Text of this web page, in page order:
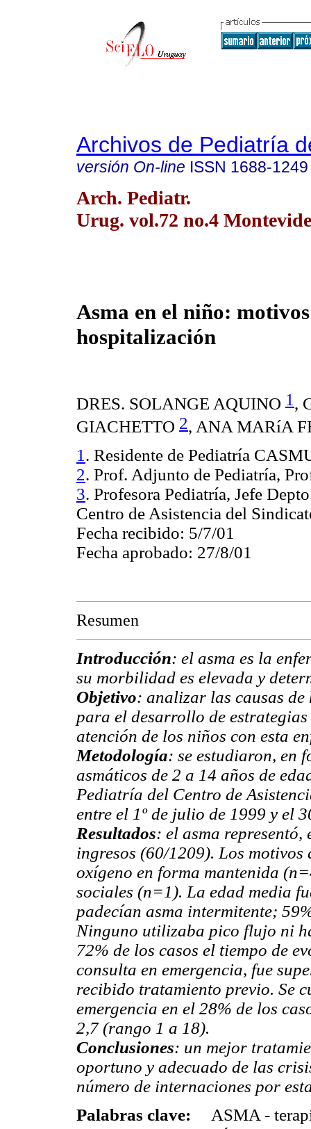
Archivos de Pediatría
versión On-line ISSN 1688-1249
Arch. Pediatr.
Urug. vol.72 no.4
Asma en el niño:
hospitalización
DRES. SOLANGE AQUINO 1 ,
GIACHETTO 2, ANA MARíA
1 . Residente de Pediatría
2. Prof. Adjunto de Pediatría,
3. Profesora Pediatría, Jefe
Centro de Asistencia del
Fecha recibido: 5/7/01
Fecha aprobado: 27/8/01
Resumen
Introducción: el asma es la
su morbilidad es elevada y
Objetivo: analizar las causas
para el desarrollo de
atención de los niños con esta
Metodología: se estudiaron, en
asmáticos de 2 a 14 años de
Pediatría del Centro de
entre el 1º de julio de 1999 y el
Resultados: el asma
ingresos (60/1209). Los
oxígeno en forma mantenida
sociales (n=1). La edad media
padecían asma intermitente;
Ninguno utilizaba pico flujo ni
72% de los casos el tiempo de
consulta en emergencia, fue
recibido tratamiento previo. Se
emergencia en el 28% de los
2,7 (rango 1 a 18).
Conclusiones: un mejor
oportuno y adecuado de las
número de internaciones por
Palabras clave:
ASMA -